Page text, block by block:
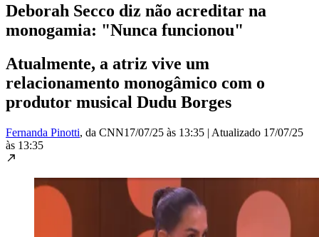
Deborah Secco diz não acreditar na
monogamia: "Nunca funcionou"
Atualmente, a atriz vive um
relacionamento monogâmico com o
produtor musical Dudu Borges
Fernanda Pinotti, da CNN17/07/25 às 13:35 | Atualizado 17/07/25
às 13:35